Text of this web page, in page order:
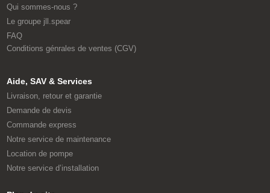
Qui sommes-nous ?
Le groupe jll.spear
FAQ
Conditions génrales de ventes (CGV)
Aide, SAV & Services
Livraison, retour et garantie
Demande de devis
Commande express
Notre service de maintenance
Location de pompe
Notre service d’installation